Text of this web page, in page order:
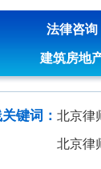
法律咨询
建筑房地
键词： 北京律
北京律